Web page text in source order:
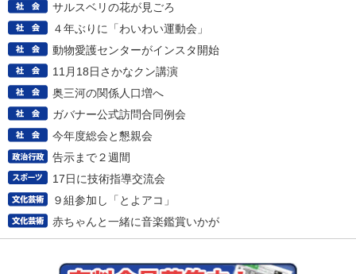
サルスベリの花が見ごろ
４年ぶりに「わいわい運動会」
動物愛護センターがインスタ開始
11月18日さかなクン講演
奥三河の関係人口増へ
ガバナー公式訪問合同例会
今年度総会と懇親会
告示まで２週間
17日に技術指導交流会
９組参加し「とよアコ」
赤ちゃんと一緒に音楽鑑賞いかが